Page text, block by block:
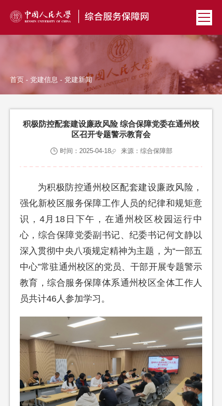
首页 - 党建信息 - 党建新闻
积极防控配套建设廉政风险 综合保障党委在通州校
区召开专题警示教育会
时间：2025-04-18 来源：综合保障部
为积极防控通州校区配套建设廉政风险，
强化新校区服务保障工作人员的纪律和规矩意
识，4月18日下午，在通州校区校园运行中
心，综合保障党委副书记、纪委书记何文静以
深入贯彻中央八项规定精神为主题，为“一部五
中心”常驻通州校区的党员、干部开展专题警示
教育，综合服务保障体系通州校区全体工作人
员共计46人参加学习。